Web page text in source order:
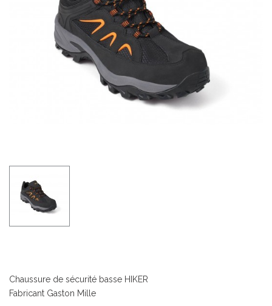
Chaussure de sécurité basse HIKER
Fabricant Gaston Mille